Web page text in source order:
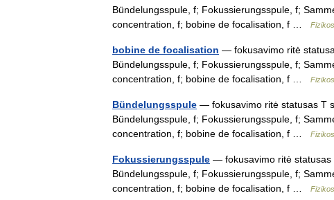
Bündelungsspule, f; Fokussierungsspule, f;
concentration, f; bobine de focalisation, f …
bobine de focalisation — fokusavimo ritė
Bündelungsspule, f; Fokussierungsspule, f;
concentration, f; bobine de focalisation, f …
Bündelungsspule — fokusavimo ritė statusas T
Bündelungsspule, f; Fokussierungsspule, f;
concentration, f; bobine de focalisation, f …
Fokussierungsspule — fokusavimo ritė statusas
Bündelungsspule, f; Fokussierungsspule, f;
concentration, f; bobine de focalisation, f …